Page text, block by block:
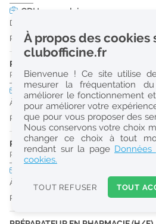
Réinitialiser
2
0
k
Consulter les offres de la
CDI temps plein
Dès que possible
Publiée il y a 20 jour(s)
PHARMACIEN (H/F)
Pharmacie d'Officine|03100 Montluçon
temps plein
À partir du 30/09/26
Publiée il y a 20 jour(s)
PHARMACIEN (H/F)
Pharmacie d'Officine 03380 Huriel
À partir du 31/08/26
Publiée il y a 42 jour(s)
À propos des cookies
clubofficine.fr
Bienvenue ! Ce site utilise
mesurer la fréquentation
améliorer le fonctionnement et
pour améliorer votre
que pour vous proposer des
Nous conservons votre choix
changer ce choix à tout
rendant sur la page
cookies.
TOUT REFUSER TOUT